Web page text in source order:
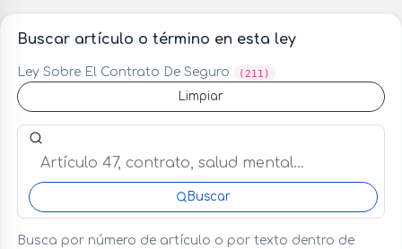
Buscar artículo o término en esta ley
Ley Sobre El Contrato De Seguro (211)
Limpiar
Buscar artículo o término en esta ley
Buscar
Busca por número de artículo o por texto dentro de